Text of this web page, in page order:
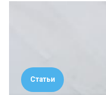
Статьи